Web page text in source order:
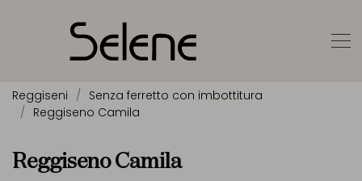
Reggiseni
Senza ferretto con imbottitura
Reggiseno Camila
Reggiseno Camila